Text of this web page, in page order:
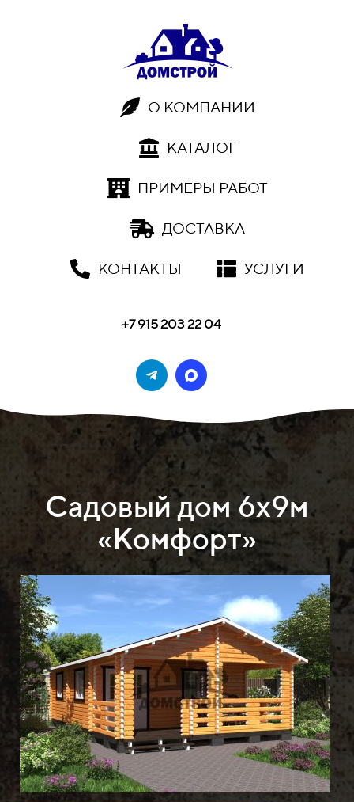
О КОМПАНИИ
КАТАЛОГ
ПРИМЕРЫ РАБОТ
ДОСТАВКА
КОНТАКТЫ УСЛУГИ
+7 915 203 22 04
Садовый дом 6х9м
«Комфорт»